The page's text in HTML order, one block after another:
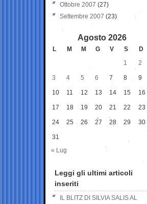
Ottobre 2007 (27)
Settembre 2007 (23)
Agosto 2026
L M M G V S
D
1
2
3 4 5 6 7 8 9
10 11 12 13 14 15 16
17 18 19 20 21 22 23
24 25 26 27 28 29 30
31
« Lug
Leggi gli ultimi articoli
inseriti
IL BLITZ DI SILVIA SALIS AL